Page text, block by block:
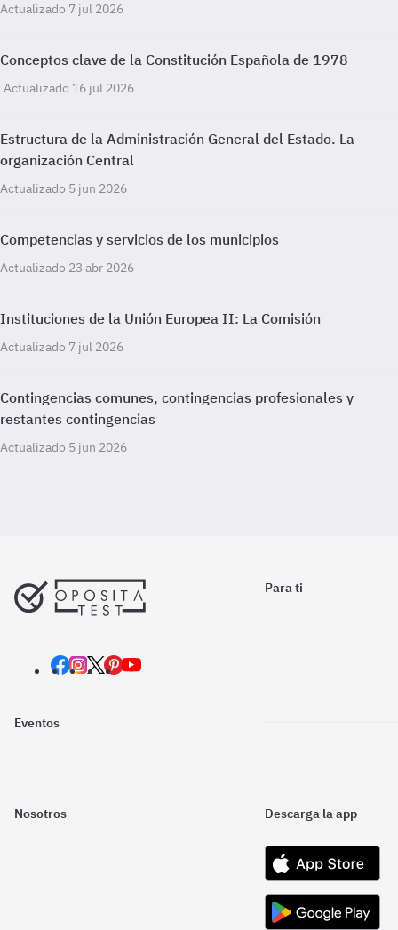
Actualizado 7 jul 2026
Conceptos clave de la Constitución Española de 1978
Actualizado 16 jul 2026
Estructura de la Administración General del Estado. La
organización Central
Actualizado 5 jun 2026
Competencias y servicios de los municipios
Actualizado 23 abr 2026
Instituciones de la Unión Europea II: La Comisión
Actualizado 7 jul 2026
Contingencias comunes, contingencias profesionales y
restantes contingencias
Actualizado 5 jun 2026
Para ti
Eventos
Nosotros Descarga la app